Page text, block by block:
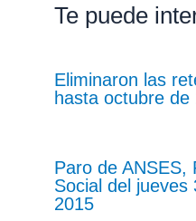
Te puede
Eliminaron las
hasta octubre de
Paro de ANSES,
Social del jueves
2015